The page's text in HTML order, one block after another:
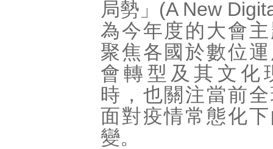
局勢」(A New
為今年度的大會
聚焦各國於數位
會轉型及其文化
時，也關注當前
面對疫情常態化
變。